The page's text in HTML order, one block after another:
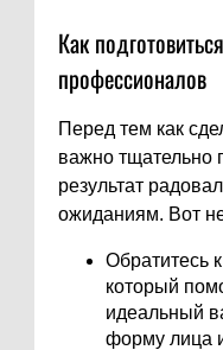
Как
профессионалов
Перед тем как
важно тщательно
результат
ожиданиям. Вот
Обратитесь
который
идеальный
форму лица